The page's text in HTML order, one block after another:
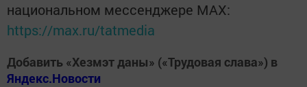
национальном мессенджере MАХ:
https://max.ru/tatmedia
Добавить «Хезмэт даны» («Трудовая слава») в
Яндекс.Новости